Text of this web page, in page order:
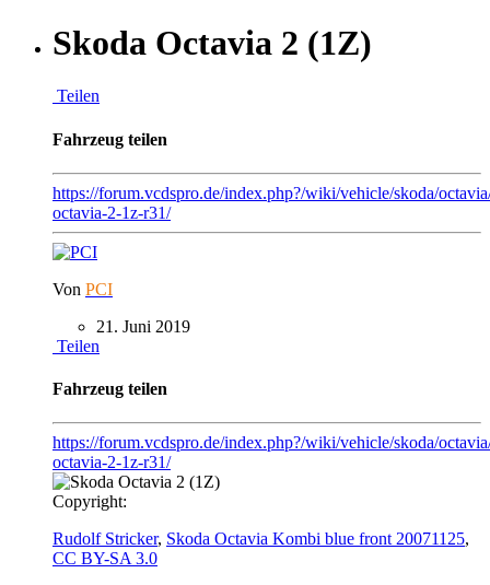
Skoda Octavia 2 (1Z)
Teilen
Fahrzeug teilen
https://forum.vcdspro.de/index.php?/wiki/vehicle/skoda/
octavia-2-1z-r31/
Von PCI
21. Juni 2019
Teilen
Fahrzeug teilen
https://forum.vcdspro.de/index.php?/wiki/vehicle/skoda/
octavia-2-1z-r31/
Copyright:
Rudolf Stricker, Skoda Octavia Kombi blue front 20071125,
CC BY-SA 3.0